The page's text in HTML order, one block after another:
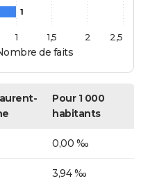
de faits
1
1 1,5 2 2,5
Pour 1 000
habitants
0,00 ‰
3,94 ‰